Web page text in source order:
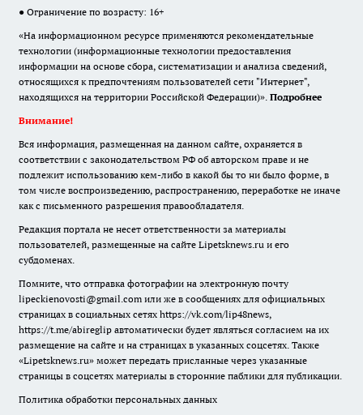
● Ограничение по возрасту: 16+
«На информационном ресурсе применяются рекомендательные
технологии (информационные технологии предоставления
информации на основе сбора, систематизации и анализа сведений,
относящихся к предпочтениям пользователей сети "Интернет",
находящихся на территории Российской Федерации)». Подробнее
Внимание!
Вся информация, размещенная на данном сайте, охраняется в
соответствии с законодательством РФ об авторском праве и не
подлежит использованию кем-либо в какой бы то ни было форме, в
том числе воспроизведению, распространению, переработке не иначе
как с письменного разрешения правообладателя.
Редакция портала не несет ответственности за материалы
пользователей, размещенные на сайте Lipetsknews.ru и его
субдоменах.
Помните, что отправка фотографии на электронную почту
lipeckienovosti@gmail.com или же в сообщениях для официальных
страницах в социальных сетях https://vk.com/lip48news,
https://t.me/abireglip автоматически будет являться согласием на их
размещение на сайте и на страницах в указанных соцсетях. Также
«Lipetsknews.ru» может передать присланные через указанные
страницы в соцсетях материалы в сторонние паблики для публикации.
Политика обработки персональных данных